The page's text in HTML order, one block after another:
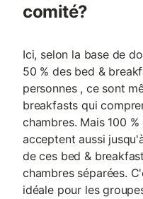
comité?
Ici, selon la base de
50 % des bed &
personnes , ce sont
breakfasts qui
chambres. Mais 100
acceptent aussi
de ces bed &
chambres séparées.
idéale pour les